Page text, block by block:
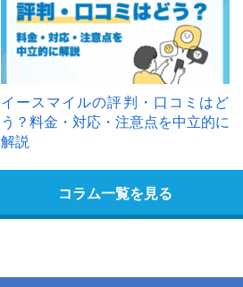
イースマイルの評判・口コミはど
う？料金・対応・注意点を中立的に
解説
コラム一覧を見る